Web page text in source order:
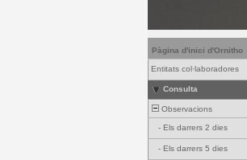
Pàgina d'inici d'Ornitho
Entitats col·laboradores
Consulta
Observacions
- Els darrers 2 dies
- Els darrers 5 dies